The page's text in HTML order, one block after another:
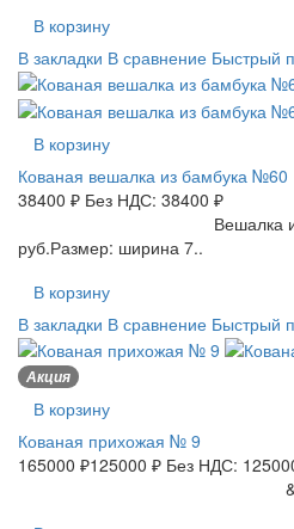
В корзину
В закладки В сравнение Быстрый
В корзину
Кованая вешалка из бамбука №60
38400 ₽ Без НДС: 38400 ₽
Вешалка из
руб.Размер: ширина 7..
В корзину
В закладки В сравнение Быстрый
Акция
В корзину
Кованая прихожая № 9
165000 ₽125000 ₽ Без НДС: